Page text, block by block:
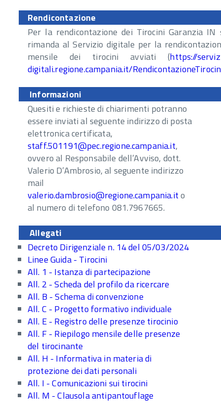
Rendicontazione
Per la rendicontazione dei Tirocini Garanzia IN
rimanda al Servizio digitale per la
mensile dei tirocini avviati (https://
digitali.regione.campania.it/
Informazioni
Quesiti e richieste di chiarimenti potranno
essere inviati al seguente indirizzo di posta
elettronica certificata,
staff.501191@pec.regione.campania.it,
ovvero al Responsabile dell’Avviso, dott.
Valerio D’Ambrosio, al seguente indirizzo
mail
valerio.dambrosio@regione.campania.ito
al numero di telefono 081.7967665.
Allegati
Decreto Dirigenziale n. 14 del 05/03/2024
Linee Guida - Tirocini
All. 1 - Istanza di partecipazione
All. 2 - Scheda del profilo da ricercare
All. B - Schema di convenzione
All. C - Progetto formativo individuale
All. E - Registro delle presenze tirocinio
All. F - Riepilogo mensile delle presenze
del tirocinante
All. H - Informativa in materia di
protezione dei dati personali
All. I - Comunicazioni sui tirocini
All. M - Clausola antipantouflage